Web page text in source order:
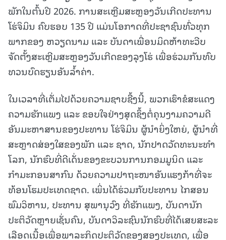
ພັກໃນຕົ້ນປີ 2026. ການສະເຫຼີມສະຫຼອງວັນເກີດປະທານ
ໂຮ່ຈິມິນ ຄົບຮອບ 135 ປີ ແມ່ນໂອກາດທີ່ປະຊາຊົນທົ່ວທຸກ
ພາກຂອງ ຫວຽດນາມ ແລະ ບັນດາເພື່ອນມິດຫ້າທະວີບ
ຈັດຕັ້ງສະເຫຼີມສະຫຼອງວັນເກີດຂອງລຸງໂຮ່ ເພື່ອຮ່ວມກັນທົບ
ທວນບົດຮຽນອັນລໍ້າຄ່າ.
ໃນເວລາທີ່ເຕັ່ມໄປດ້ວຍຄວາມຊາບຊື້ງນີ້, ພວກເຮົາຂໍສະແດງ
ຄວາມຮັກແພງ ແລະ ຂອບໃຈຢ່າງສຸດຊຶ້ງຕໍ່ຄຸນງາມຄວາມດີ
ອັນມະຫາສານຂອງປະທານ ໂຮ່ຈິມິນ ຜູ້ນໍາຍິ່ງໃຫຍ່, ຜູ້ນໍາທີ່
ສະຫຼາດສ່ອງໃສຂອງພັກ ແລະ ຊາດ, ນັກປາດວັດທະນະທໍາ
ໂລກ, ນັກຮົບທີ່ດີເດັ່ນຂອງຂະບວນການກອມມູນິດ ແລະ
ກຳມະກອນສາກົນ ດ້ວຍຄວາມປາຖະໜາອັນແຮງກ້າທີ່ຈະ
ທ້ອນໂຮມປະເທດຊາດ. ເພິ່ນໄດ້ຮ່ວມກັບປະທານ ໄກສອນ
ພົມວິຫານ, ປະທານ ສຸພານຸວົງ ທີ່ຮັກແພງ, ບັນດານັກ
ປະຕິວັດຫຼາຍເຊັ່ນຄົນ, ບັນດາວິລະຊົນນັກຮົບທີ່ໄດ້ເສຍສະລະ
ເລືອດເນື້ອເພື່ອພາລະກິດປະຕິວັດຂອງສອງປະເທດ, ເພື່ອ